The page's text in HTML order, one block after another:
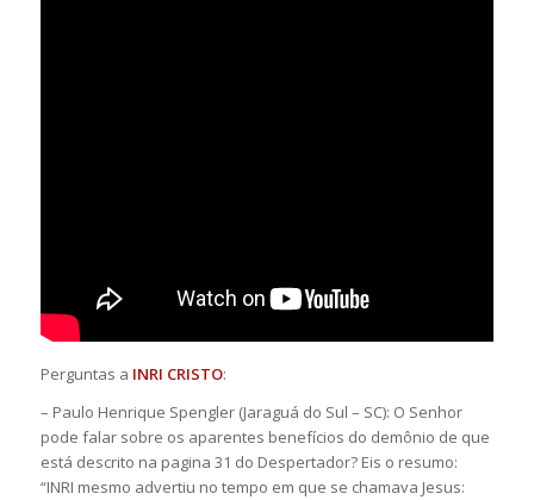
Perguntas a INRI CRISTO:
– Paulo Henrique Spengler (Jaraguá do Sul – SC): O Senhor
pode falar sobre os aparentes benefícios do demônio de que
está descrito na pagina 31 do Despertador? Eis o resumo:
“INRI mesmo advertiu no tempo em que se chamava Jesus: